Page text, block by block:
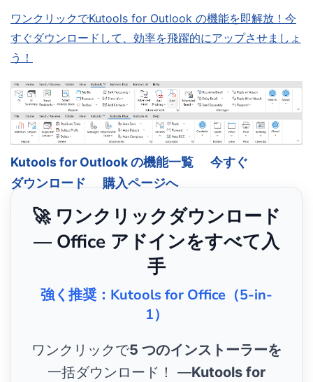
ワンクリックでKutools for Outlook の機能を即解放！今
すぐダウンロードして、効率を飛躍的にアップさせましょ
う！
Kutools for Outlook の機能一覧
今すぐ
ダウンロード
購入ページへ
🚀 ワンクリックダウンロード
— Office アドインをすべて入
手
強く推奨：Kutools for Office（5-in-
1）
ワンクリックで5 つのインストーラーを
一括ダウンロード！ ―Kutools for